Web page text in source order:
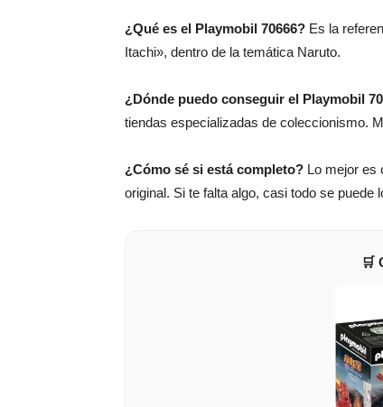
¿Qué es el Playmobil 70666? Es la
Itachi», dentro de la temática Naruto.
¿Dónde puedo conseguir el Playmobil
tiendas especializadas de coleccionismo.
¿Cómo sé si está completo? Lo mejor es
original. Si te falta algo, casi todo se puede
🛒